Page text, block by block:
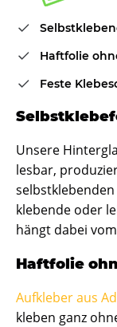
Haftfolie
Feste
Unsere
lesbar,
klebende oder
hängt dabei
Haftfolie
Aufkleber aus
kleben ganz